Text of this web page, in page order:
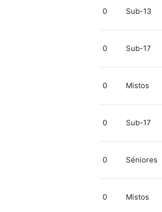
0 Sub-13
0 Sub-17
0 Mistos
0 Sub-17
0 Séniores
0 Mistos